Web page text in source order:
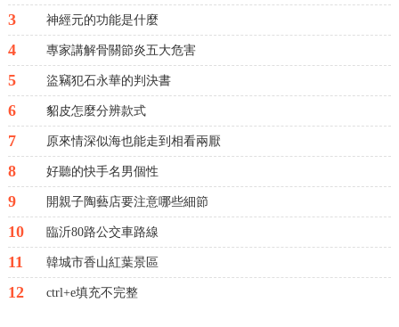
3 神經元的功能是什麼
4 專家講解骨關節炎五大危害
5 盜竊犯石永華的判決書
6 貂皮怎麼分辨款式
7 原來情深似海也能走到相看兩厭
8 好聽的快手名男個性
9 開親子陶藝店要注意哪些細節
10 臨沂80路公交車路線
11 韓城市香山紅葉景區
12 ctrl+e填充不完整